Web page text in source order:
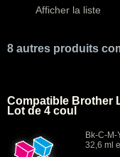
Afficher la liste
8 autres produits
Compatible Brother
Lot de 4 coul
Bk-C-M-
32,6 ml